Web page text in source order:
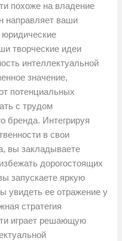
похоже на владение
направляет ваши
творческие идеи
интеллектуальной
значение,
потенциальных
с трудом
бренда. Интегрируя
в свои
вы закладываете
дорогостоящих
запускаете яркую
увидеть ее отражение у
стратегия
играет решающую